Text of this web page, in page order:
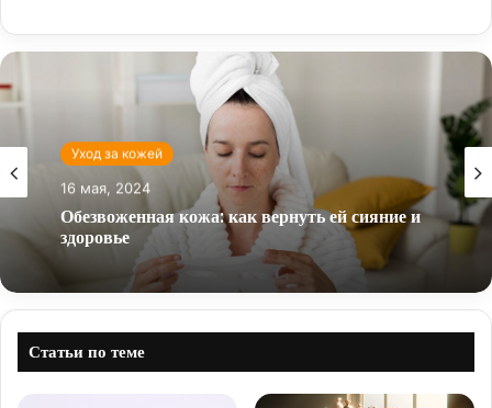
Уход за кожей
16 мая, 2024
Обезвоженная кожа: как вернуть ей сияние и
здоровье
Статьи по теме